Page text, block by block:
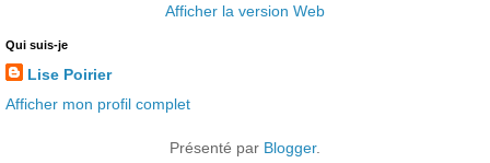
Afficher la version Web
Qui suis-je
Lise Poirier
Afficher mon profil complet
Présenté par Blogger.